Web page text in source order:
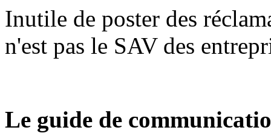
Inutile de poster des
n'est pas le SAV des
Le guide de